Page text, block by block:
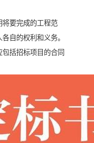
将要完成的工程范
自的权利和义务。
括招标项目的合同